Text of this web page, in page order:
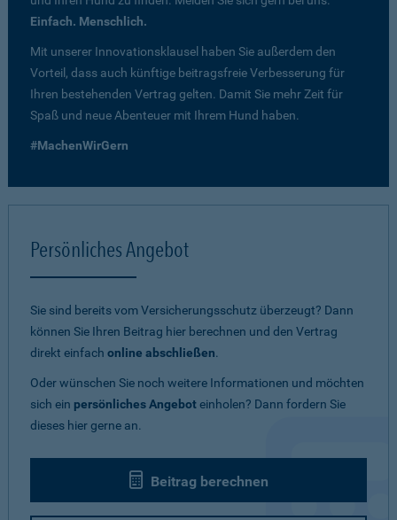
Einfach. Menschlich.
Mit unserer Innovationsklausel haben Sie außerdem den
Vorteil, dass auch künftige beitragsfreie Verbesserung für
Ihren bestehenden Vertrag gelten. Damit Sie mehr Zeit für
Spaß und neue Abenteuer mit Ihrem Hund haben.
#MachenWirGern
Persönliches Angebot
Sie sind bereits vom Versicherungsschutz überzeugt? Dann
können Sie Ihren Beitrag hier berechnen und den Vertrag
direkt einfach online abschließen.
Oder wünschen Sie noch weitere Informationen und möchten
sich ein persönliches Angeboteinholen? Dann fordern Sie
dieses hier gerne an.
Beitrag berechnen